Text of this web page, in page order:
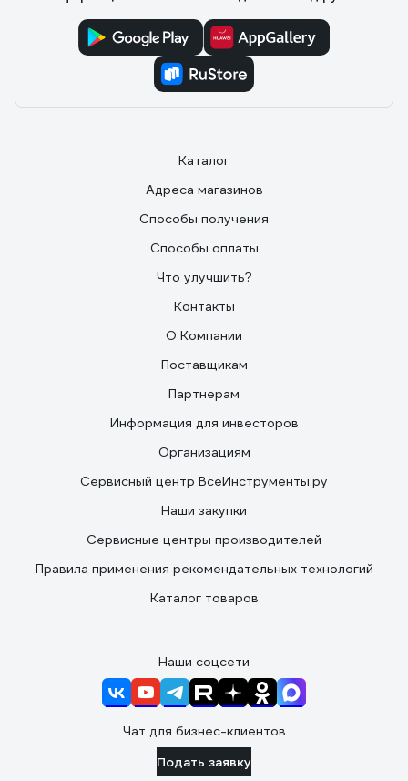
Каталог
Адреса магазинов
Способы получения
Способы оплаты
Что улучшить?
Контакты
О Компании
Поставщикам
Партнерам
Информация для инвесторов
Организациям
Сервисный центр ВсеИнструменты.ру
Наши закупки
Сервисные центры производителей
Правила применения рекомендательных технологий
Каталог товаров
Наши соцсети
Чат для бизнес-клиентов
Подать заявку